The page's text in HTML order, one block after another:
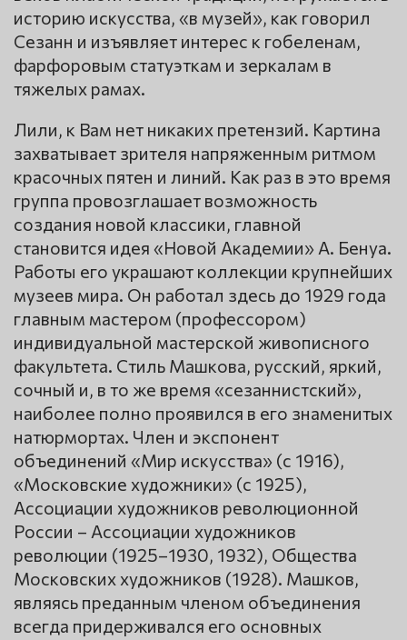
историю искусства, «в музей», как говорил
Сезанн и изъявляет интерес к гобеленам,
фарфоровым статуэткам и зеркалам в
тяжелых рамах.
Лили, к Вам нет никаких претензий. Картина
захватывает зрителя напряженным ритмом
красочных пятен и линий. Как раз в это время
группа провозглашает возможность
создания новой классики, главной
становится идея «Новой Академии» А. Бенуа.
Работы его украшают коллекции крупнейших
музеев мира. Он работал здесь до 1929 года
главным мастером (профессором)
индивидуальной мастерской живописного
факультета. Стиль Машкова, русский, яркий,
сочный и, в то же время «сезаннистский»,
наиболее полно проявился в его знаменитых
натюрмортах. Член и экспонент
объединений «Мир искусства» (с 1916),
«Московские художники» (с 1925),
Ассоциации художников революционной
России – Ассоциации художников
революции (1925–1930, 1932), Общества
Московских художников (1928). Машков,
являясь преданным членом объединения
всегда придерживался его основных